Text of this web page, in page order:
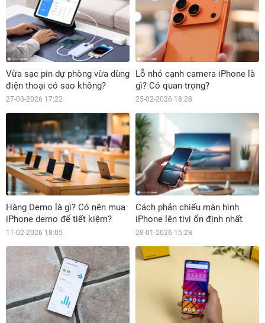
Vừa sạc pin dự phòng vừa dùng
điện thoại có sao không?
27-03-2026 17:22
Lỗ nhỏ cạnh camera iPhone là
gì? Có quan trọng?
25-02-2026 18:28
Hàng Demo là gì? Có nên mua
iPhone demo để tiết kiệm?
11-02-2026 18:05
Cách phản chiếu màn hình
iPhone lên tivi ổn định nhất
28-01-2026 15:28